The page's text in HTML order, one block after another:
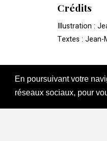
En poursuivant votre
réseaux sociaux, pour
Crédits
Illustration :
Textes : Jean-